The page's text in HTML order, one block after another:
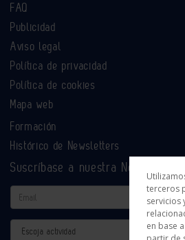
FAQ
Publicidad
Aviso legal
Política de privacidad
Política de cookies
Mapa web
Formación
Histórico de Newsletters
Suscríbase a nuestra Newsletter
Email
Actividad
terceros
servicios
en base